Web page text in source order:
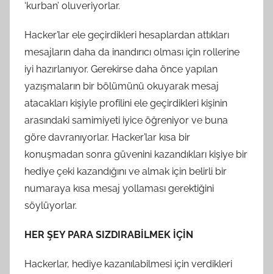
‘kurban’ oluveriyorlar.
Hacker’lar ele geçirdikleri hesaplardan attıkları
mesajların daha da inandırıcı olması için rollerine
iyi hazırlanıyor. Gerekirse daha önce yapılan
yazışmaların bir bölümünü okuyarak mesaj
atacakları kişiyle profilini ele geçirdikleri kişinin
arasındaki samimiyeti iyice öğreniyor ve buna
göre davranıyorlar. Hacker’lar kısa bir
konuşmadan sonra güvenini kazandıkları kişiye bir
hediye çeki kazandığını ve almak için belirli bir
numaraya kısa mesaj yollaması gerektiğini
söylüyorlar.
HER ŞEY PARA SIZDIRABİLMEK İÇİN
Hackerlar, hediye kazanılabilmesi için verdikleri